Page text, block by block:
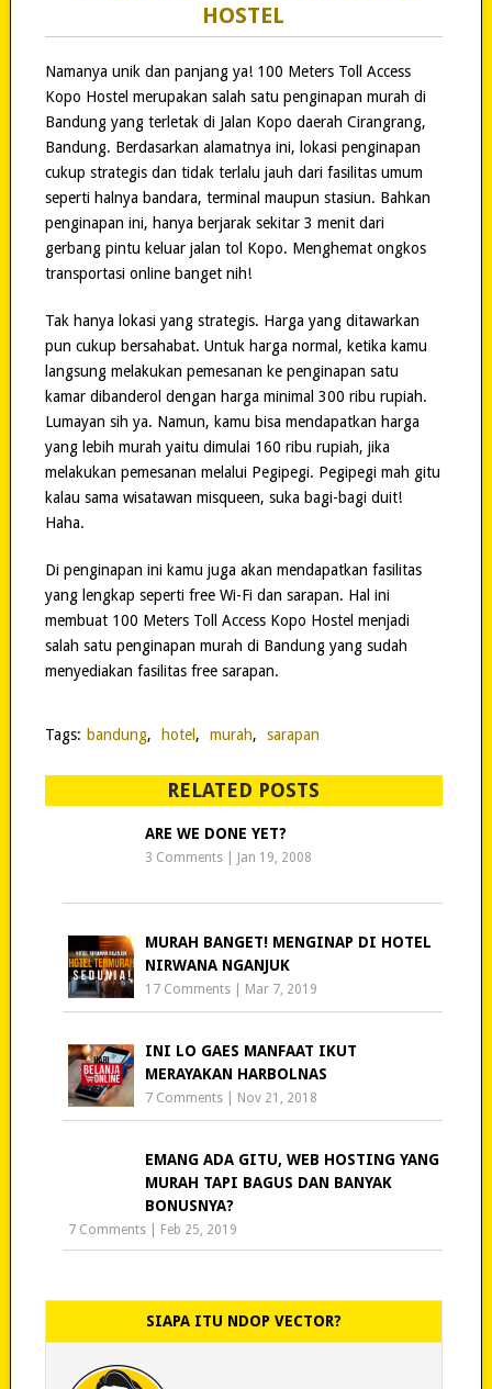
HOSTEL
Namanya unik dan panjang ya! 100 Meters Toll Access
Kopo Hostel merupakan salah satu penginapan murah di
Bandung yang terletak di Jalan Kopo daerah Cirangrang,
Bandung. Berdasarkan alamatnya ini, lokasi penginapan
cukup strategis dan tidak terlalu jauh dari fasilitas umum
seperti halnya bandara, terminal maupun stasiun. Bahkan
penginapan ini, hanya berjarak sekitar 3 menit dari
gerbang pintu keluar jalan tol Kopo. Menghemat ongkos
transportasi online banget nih!
Tak hanya lokasi yang strategis. Harga yang ditawarkan
pun cukup bersahabat. Untuk harga normal, ketika kamu
langsung melakukan pemesanan ke penginapan satu
kamar dibanderol dengan harga minimal 300 ribu rupiah.
Lumayan sih ya. Namun, kamu bisa mendapatkan harga
yang lebih murah yaitu dimulai 160 ribu rupiah, jika
melakukan pemesanan melalui Pegipegi. Pegipegi mah gitu
kalau sama wisatawan misqueen, suka bagi-bagi duit!
Haha.
Di penginapan ini kamu juga akan mendapatkan fasilitas
yang lengkap seperti free Wi-Fi dan sarapan. Hal ini
membuat 100 Meters Toll Access Kopo Hostel menjadi
salah satu penginapan murah di Bandung yang sudah
menyediakan fasilitas free sarapan.
Tags: bandung, hotel , murah, sarapan
RELATED POSTS
ARE WE DONE YET?
3 Comments Jan 19, 2008
MURAH BANGET! MENGINAP DI HOTEL
NIRWANA NGANJUK
17 Comments Mar 7, 2019
INI LO GAES MANFAAT IKUT
MERAYAKAN HARBOLNAS
7 Comments Nov 21, 2018
EMANG ADA GITU, WEB HOSTING YANG
MURAH TAPI BAGUS DAN BANYAK
BONUSNYA?
7 Comments Feb 25, 2019
SIAPA ITU NDOP VECTOR?